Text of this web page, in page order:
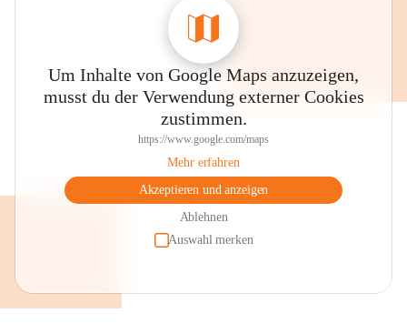
Um Inhalte von Google Maps anzuzeigen,
musst du der Verwendung externer Cookies
zustimmen.
https://www.google.com/maps
Mehr erfahren
Akzeptieren und anzeigen
Ablehnen
Auswahl merken